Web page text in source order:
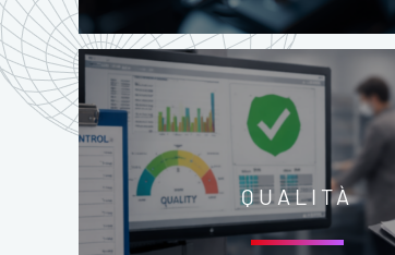
QUALITÀ